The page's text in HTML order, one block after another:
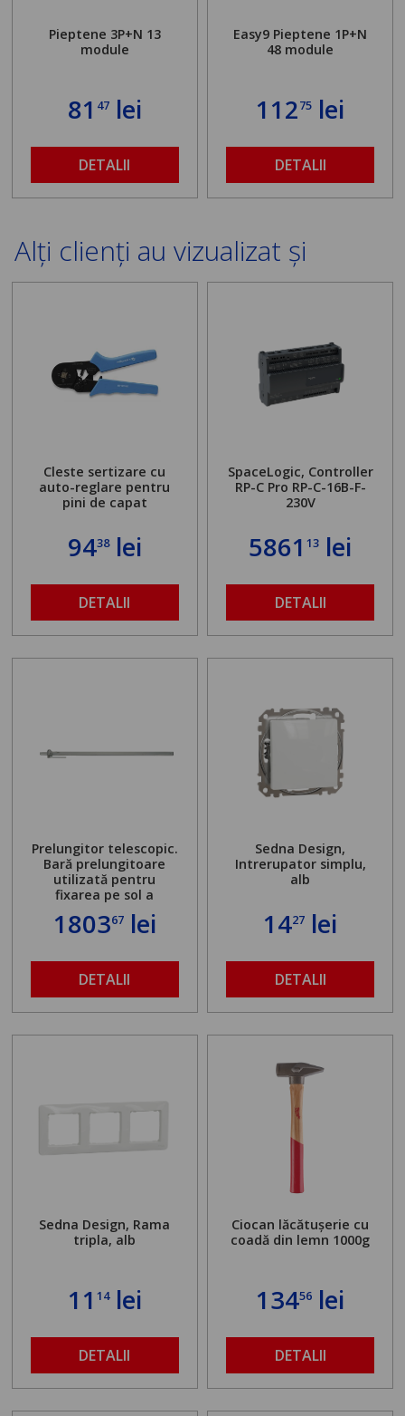
Pieptene 3P+N 13
module
81 47lei
DETALII
Easy9 Pieptene 1P+N
48 module
11275 lei
DETALII
Alți clienți au vizualizat și
Cleste sertizare cu
auto-reglare pentru
pini de capat
9438lei
DETALII
SpaceLogic, Controller
RP-C Pro RP-C-16B-F-
230V
586113 lei
DETALII
Prelungitor telescopic.
Bară prelungitoare
utilizată pentru
fixarea pe sol a
găurit în locul
maximă admisă de 500
kg și înălțime reglabilă
de la 1,8 la 2,9 m
180367lei
DETALII
Sedna Design,
Intrerupator simplu,
alb
1427 lei
DETALII
Sedna Design, Rama
tripla, alb
11 14lei
DETALII
Ciocan lăcătușerie cu
coadă din lemn 1000g
13456 lei
DETALII